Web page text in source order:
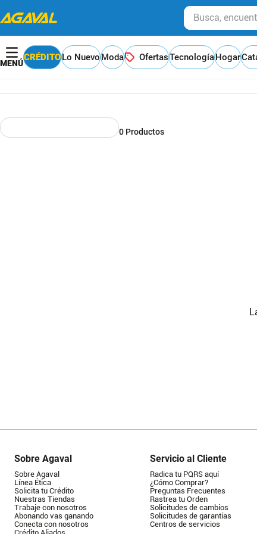
Busca,
CRÉDITOLo NuevoModa OfertasTecnologíaHogar
0 Productos
Sobre Agaval
Sobre Agaval
Línea Ética
Solicita tu Crédito
Nuestras Tiendas
Trabaje con nosotros
Abonando vas ganando
Conecta con nosotros
Servicio al Cliente
Radica tu PQRS aquí
¿Cómo Comprar?
Preguntas Frecuentes
Rastrea tu Orden
Solicitudes de cambios
Solicitudes de garantías
Centros de servicios